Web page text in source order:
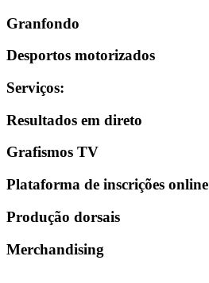
Granfondo
Desportos motorizados
Serviços:
Resultados em direto
Grafismos TV
Plataforma de inscrições online
Produção dorsais
Merchandising